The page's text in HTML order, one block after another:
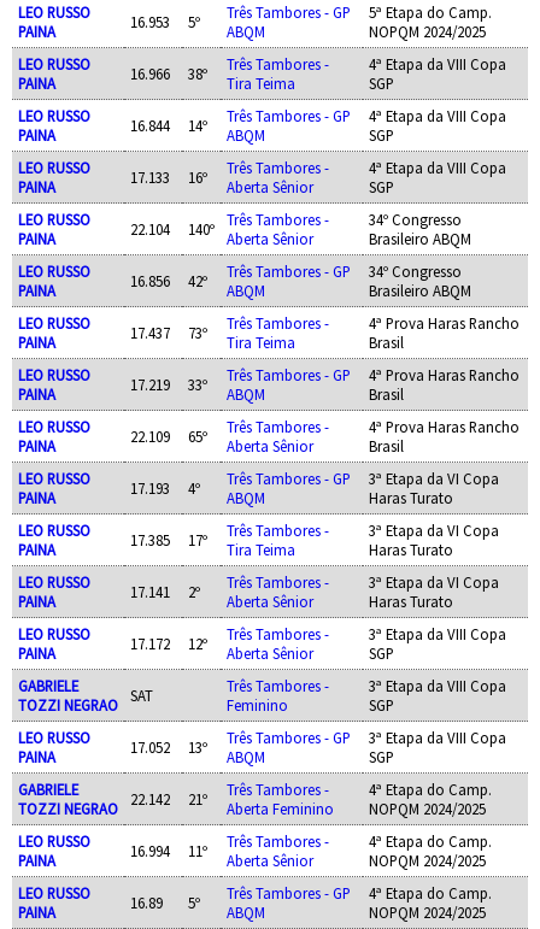
LEO RUSSO
PAINA
16.953 5º
Três Tambores - GP
ABQM
5ª Etapa do Camp.
NOPQM 2024/2025
LEO RUSSO
PAINA
16.966 38º
Três Tambores -
Tira Teima
4ª Etapa da VIII Copa
SGP
LEO RUSSO
PAINA
16.844 14º
Três Tambores - GP
ABQM
4ª Etapa da VIII Copa
SGP
LEO RUSSO
PAINA
17.133 16º
Três Tambores -
Aberta Sênior
4ª Etapa da VIII Copa
SGP
LEO RUSSO
PAINA
22.104 140º
Três Tambores -
Aberta Sênior
34º Congresso
Brasileiro ABQM
LEO RUSSO
PAINA
16.856 42º
Três Tambores - GP
ABQM
34º Congresso
Brasileiro ABQM
LEO RUSSO
PAINA
17.437 73º
Três Tambores -
Tira Teima
4ª Prova Haras Rancho
Brasil
LEO RUSSO
PAINA
17.219 33º
Três Tambores - GP
ABQM
4ª Prova Haras Rancho
Brasil
LEO RUSSO
PAINA
22.109 65º
Três Tambores -
Aberta Sênior
4ª Prova Haras Rancho
Brasil
LEO RUSSO
PAINA
17.193 4º
Três Tambores - GP
ABQM
3ª Etapa da VI Copa
Haras Turato
LEO RUSSO
PAINA
17.385 17º
Três Tambores -
Tira Teima
3ª Etapa da VI Copa
Haras Turato
LEO RUSSO
PAINA
17.141 2º
Três Tambores -
Aberta Sênior
3ª Etapa da VI Copa
Haras Turato
LEO RUSSO
PAINA
17.172 12º
Três Tambores -
Aberta Sênior
3ª Etapa da VIII Copa
SGP
GABRIELE
TOZZI NEGRAO
SAT
Três Tambores -
Feminino
3ª Etapa da VIII Copa
SGP
LEO RUSSO
PAINA
17.052 13º
Três Tambores - GP
ABQM
3ª Etapa da VIII Copa
SGP
GABRIELE
TOZZI NEGRAO
22.142 21º
Três Tambores -
Aberta Feminino
4ª Etapa do Camp.
NOPQM 2024/2025
LEO RUSSO
PAINA
16.994 11º
Três Tambores -
Aberta Sênior
4ª Etapa do Camp.
NOPQM 2024/2025
LEO RUSSO
PAINA
16.89 5º
Três Tambores - GP
ABQM
4ª Etapa do Camp.
NOPQM 2024/2025